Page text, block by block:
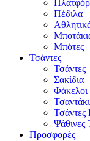
Πέδιλα
Μπότες
Τσάντες
Τσάντες
Σακίδια
Φάκελοι
Τσάντες
Ψάθινες
Προσφορές